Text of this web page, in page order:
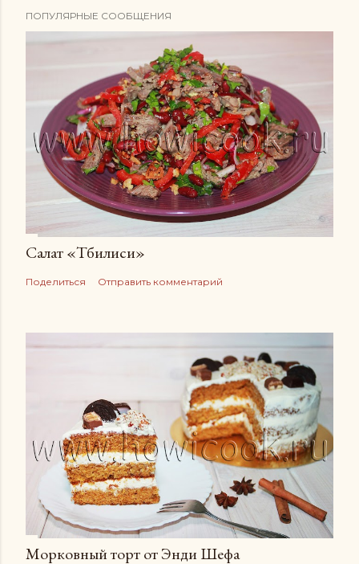
ПОПУЛЯРНЫЕ СООБЩЕНИЯ
Салат «Тбилиси»
Поделиться Отправить комментарий
Морковный торт от Энди Шефа